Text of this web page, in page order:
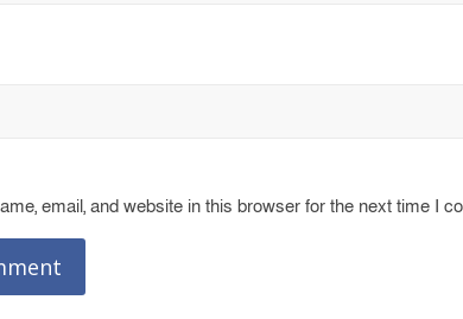
email, and website in this browser for the next time I